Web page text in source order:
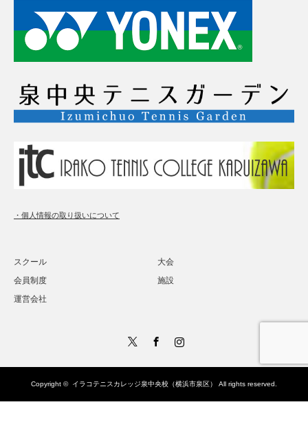
・個人情報の取り扱いについて
スクール
大会
会員制度
施設
運営会社
Instagram
Copyright © イラコテニスカレッジ泉中央校（横浜市泉区） All rights reserved.